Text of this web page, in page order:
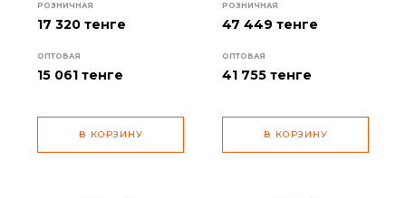
РОЗНИЧНАЯ
17 320 тенге
ОПТОВАЯ
15 061 тенге
В КОРЗИНУ
РОЗНИЧНАЯ
47 449 тенге
ОПТОВАЯ
41 755 тенге
В КОРЗИНУ